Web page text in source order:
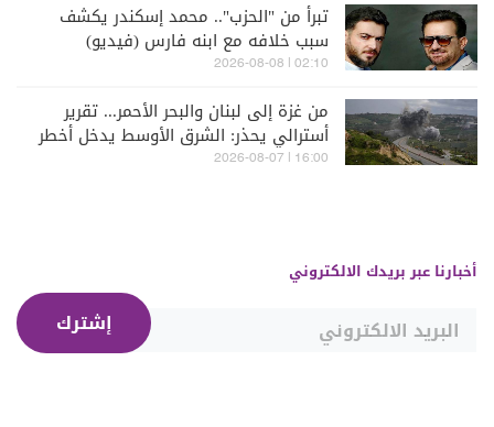
تبرأ من "الحزب".. محمد إسكندر يكشف
سبب خلافه مع ابنه فارس (فيديو)
02:10 | 2026-08-08
من غزة إلى لبنان والبحر الأحمر... تقرير
أسترالي يحذر: الشرق الأوسط يدخل أخطر
مراحله
16:00 | 2026-08-07
أخبارنا عبر بريدك الالكتروني
إشترك